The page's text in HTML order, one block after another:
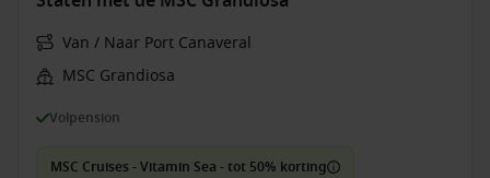
Van / Naar Port Canaveral
MSC Grandiosa
Volpension
MSC Cruises - Vitamin Sea - tot 50% korting